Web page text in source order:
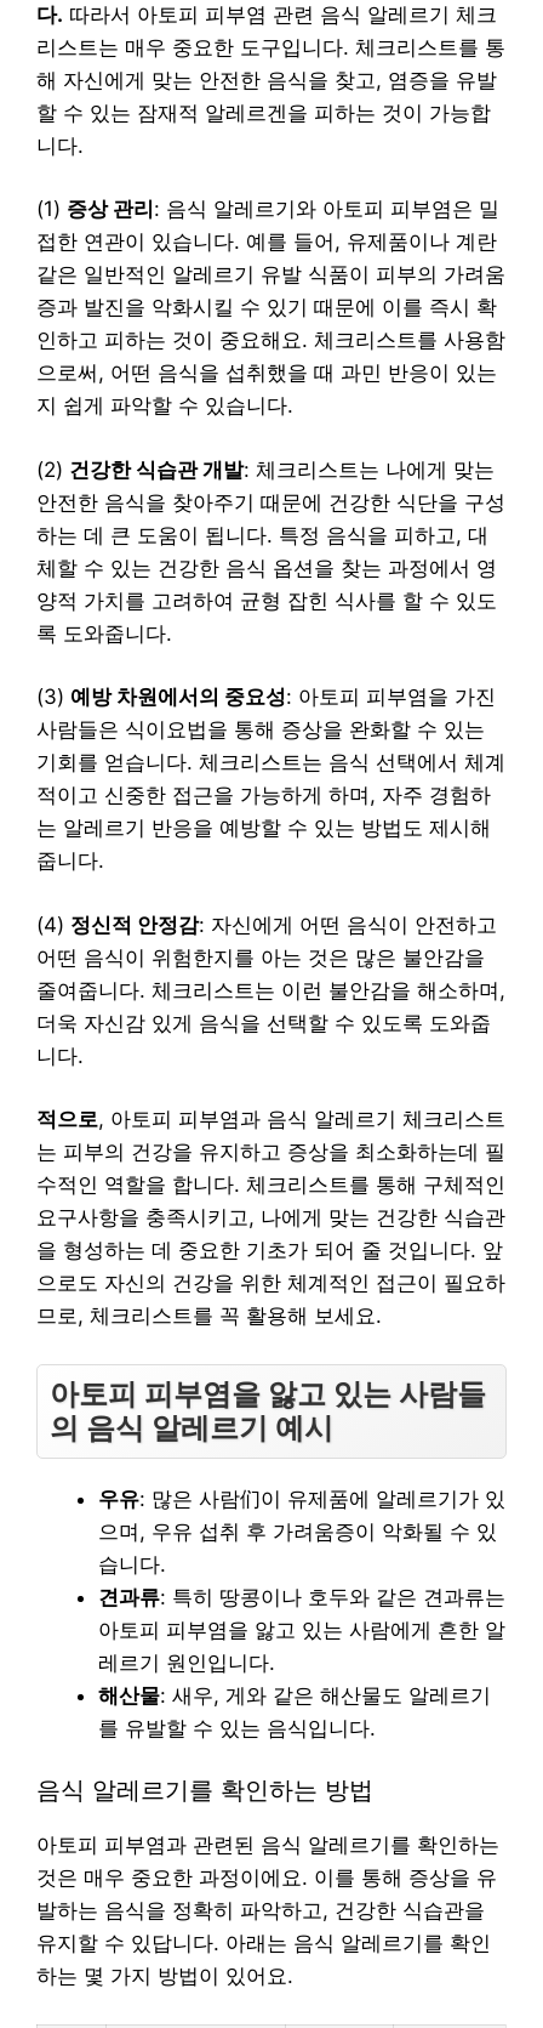
다. 따라서 아토피 피부염 관련 음식 알레르기 체크
리스트는 매우 중요한 도구입니다. 체크리스트를 통
해 자신에게 맞는 안전한 음식을 찾고, 염증을 유발
할 수 있는 잠재적 알레르겐을 피하는 것이 가능합
니다.
(1) 증상 관리 : 음식 알레르기와 아토피 피부염은 밀
접한 연관이 있습니다. 예를 들어, 유제품이나 계란
같은 일반적인 알레르기 유발 식품이 피부의 가려움
증과 발진을 악화시킬 수 있기 때문에 이를 즉시 확
인하고 피하는 것이 중요해요. 체크리스트를 사용함
으로써, 어떤 음식을 섭취했을 때 과민 반응이 있는
지 쉽게 파악할 수 있습니다.
(2) 건강한 식습관 개발: 체크리스트는 나에게 맞는
안전한 음식을 찾아주기 때문에 건강한 식단을 구성
하는 데 큰 도움이 됩니다. 특정 음식을 피하고, 대
체할 수 있는 건강한 음식 옵션을 찾는 과정에서 영
양적 가치를 고려하여 균형 잡힌 식사를 할 수 있도
록 도와줍니다.
(3) 예방 차원에서의 중요성: 아토피 피부염을 가진
사람들은 식이요법을 통해 증상을 완화할 수 있는
기회를 얻습니다. 체크리스트는 음식 선택에서 체계
적이고 신중한 접근을 가능하게 하며, 자주 경험하
는 알레르기 반응을 예방할 수 있는 방법도 제시해
줍니다.
(4) 정신적 안정감: 자신에게 어떤 음식이 안전하고
어떤 음식이 위험한지를 아는 것은 많은 불안감을
줄여줍니다. 체크리스트는 이런 불안감을 해소하며,
더욱 자신감 있게 음식을 선택할 수 있도록 도와줍
니다.
적으로, 아토피 피부염과 음식 알레르기 체크리스트
는 피부의 건강을 유지하고 증상을 최소화하는데 필
수적인 역할을 합니다. 체크리스트를 통해 구체적인
요구사항을 충족시키고, 나에게 맞는 건강한 식습관
을 형성하는 데 중요한 기초가 되어 줄 것입니다. 앞
으로도 자신의 건강을 위한 체계적인 접근이 필요하
므로, 체크리스트를 꼭 활용해 보세요.
아토피 피부염을 앓고 있는 사람들
의 음식 알레르기 예시
우유: 많은 사람们이 유제품에 알레르기가 있
으며, 우유 섭취 후 가려움증이 악화될 수 있
습니다.
견과류: 특히 땅콩이나 호두와 같은 견과류는
아토피 피부염을 앓고 있는 사람에게 흔한 알
레르기 원인입니다.
해산물: 새우, 게와 같은 해산물도 알레르기
를 유발할 수 있는 음식입니다.
음식 알레르기를 확인하는 방법
아토피 피부염과 관련된 음식 알레르기를 확인하는
것은 매우 중요한 과정이에요. 이를 통해 증상을 유
발하는 음식을 정확히 파악하고, 건강한 식습관을
유지할 수 있답니다. 아래는 음식 알레르기를 확인
하는 몇 가지 방법이 있어요.